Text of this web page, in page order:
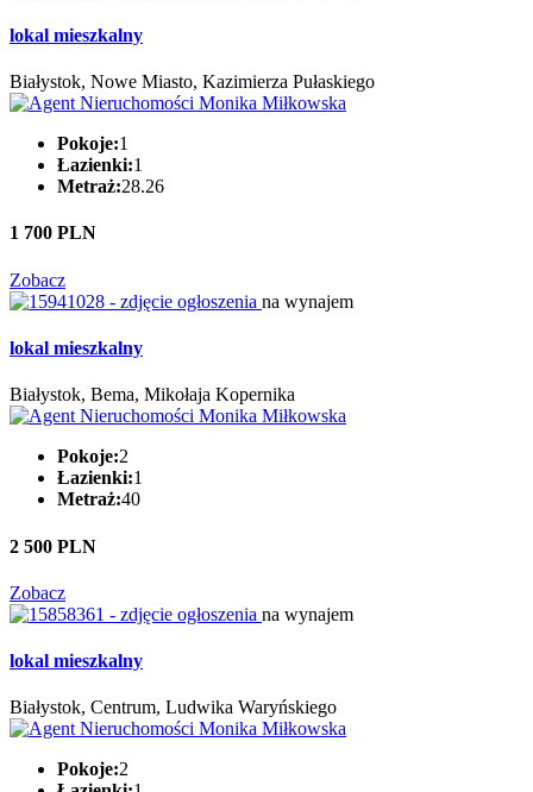
lokal mieszkalny
Białystok, Nowe Miasto, Kazimierza Pułaskiego
Pokoje:1
Łazienki:1
Metraż:28.26
1 700 PLN
Zobacz
na wynajem
lokal mieszkalny
Białystok, Bema, Mikołaja Kopernika
Pokoje:2
Łazienki:1
Metraż:40
2 500 PLN
Zobacz
na wynajem
lokal mieszkalny
Białystok, Centrum, Ludwika Waryńskiego
Pokoje:2